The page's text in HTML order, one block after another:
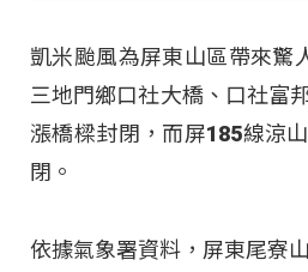
凱米颱風為屏東山區帶來驚
三地門鄉口社大橋、口社富
漲橋樑封閉，而屏185線涼
閉。
依據氣象署資料，屏東尾寮